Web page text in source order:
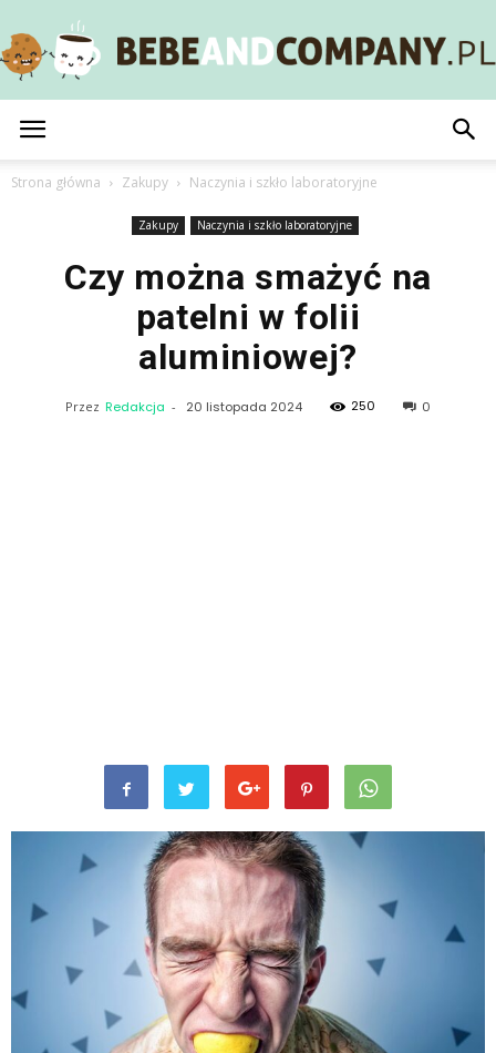
Strona główna Zakupy Naczynia i szkło laboratoryjne
Zakupy Naczynia i szkło laboratoryjne
Czy można smażyć na
patelni w folii
aluminiowej?
Przez Redakcja - 20 listopada 2024 250 0